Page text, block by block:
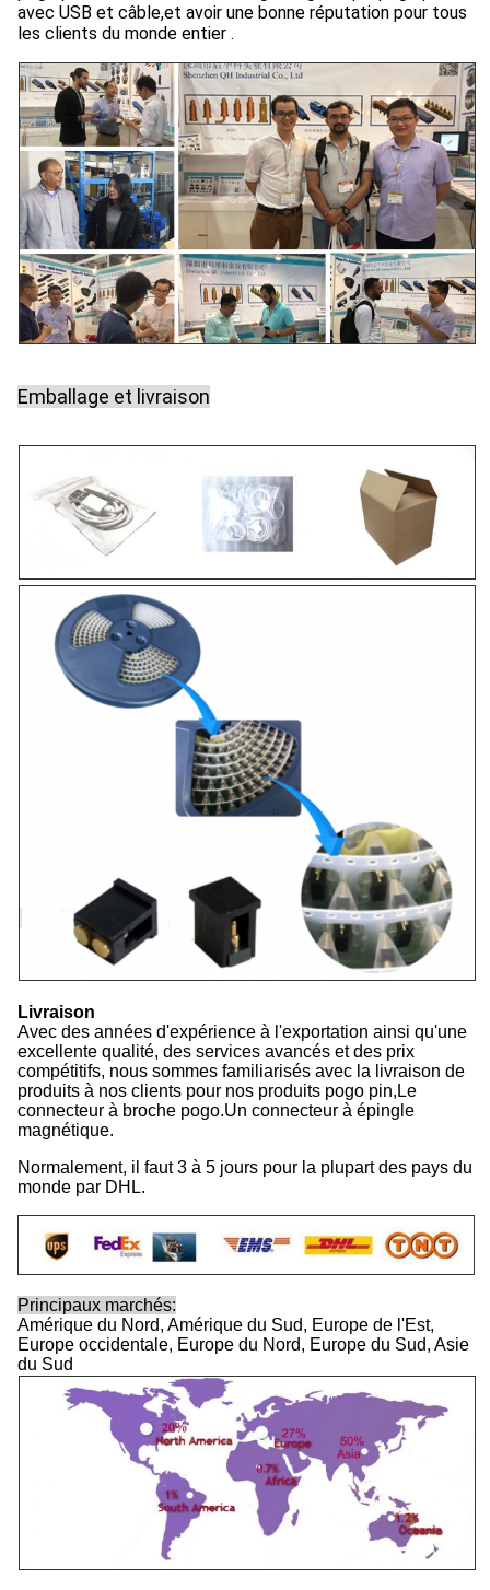
avec USB et câble,et avoir une bonne réputation pour tous
les clients du monde entier .
Emballage et livraison
Livraison
Avec des années d'expérience à l'exportation ainsi qu'une
excellente qualité, des services avancés et des prix
compétitifs, nous sommes familiarisés avec la livraison de
produits à nos clients pour nos produits pogo pin,Le
connecteur à broche pogo.Un connecteur à épingle
magnétique.
Normalement, il faut 3 à 5 jours pour la plupart des pays du
monde par DHL.
Principaux marchés:
Amérique du Nord, Amérique du Sud, Europe de l'Est,
Europe occidentale, Europe du Nord, Europe du Sud, Asie
du Sud